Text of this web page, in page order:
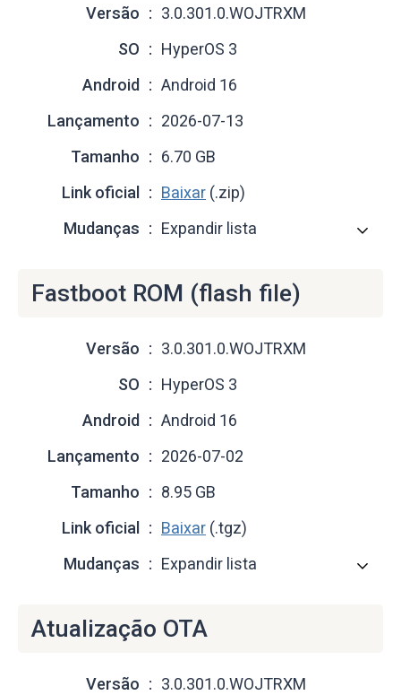
Versão
3.0.301.0.WOJTRXM
SO
HyperOS 3
Android
Android 16
Lançamento
2026-07-13
Tamanho
6.70 GB
Link oficial
Baixar (.zip)
Mudanças
Expandir lista
Fastboot ROM (flash file)
Versão
3.0.301.0.WOJTRXM
SO
HyperOS 3
Android
Android 16
Lançamento
2026-07-02
Tamanho
8.95 GB
Link oficial
Baixar (.tgz)
Mudanças
Expandir lista
Atualização OTA
Versão
3.0.301.0.WOJTRXM